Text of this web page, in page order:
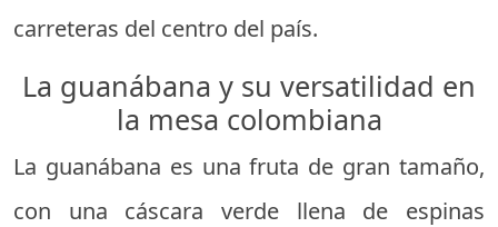
carreteras del centro del país.
La guanábana y su versatilidad en
la mesa colombiana
La guanábana es una fruta de gran tamaño,
con una cáscara verde llena de espinas